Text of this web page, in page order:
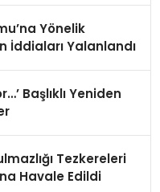
Yönelik
İddiaları Yalanlandı
Başlıklı Yeniden
Tezkereleri
Havale Edildi